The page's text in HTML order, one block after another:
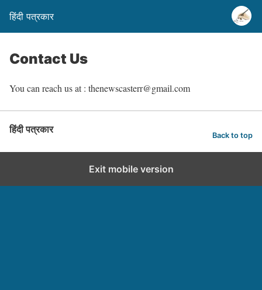
हिंदी पत्रकार
Contact Us
You can reach us at : thenewscasterr@gmail.com
हिंदी पत्रकार Back to top
Exit mobile version